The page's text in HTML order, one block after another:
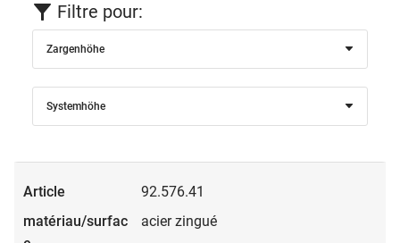
Filtre pour:
Zargenhöhe
Systemhöhe
92.576.41
acier zingué